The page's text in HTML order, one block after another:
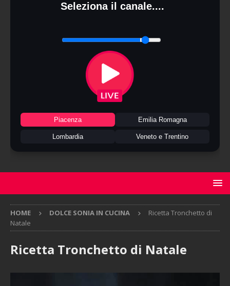
Seleziona il canale....
Piacenza Emilia Romagna
Lombardia Veneto e Trentino
HOME DOLCE SONIA IN CUCINA
Ricetta Tronchetto di
Natale
Ricetta Tronchetto di Natale